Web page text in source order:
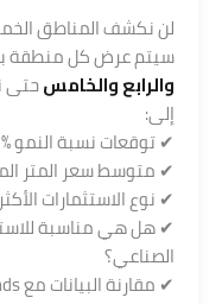
لن نكشف المناطق
سيتم عرض كل منطقة
والرابع والخامس
إلى:
✔ توقعات نسبة النمو
✔ متوسط سعر المتر
✔ نوع الاستثمارات
✔ هل هي مناسبة
الصناعي؟
✔ مقارنة البيانات مع Gatemasr Trends